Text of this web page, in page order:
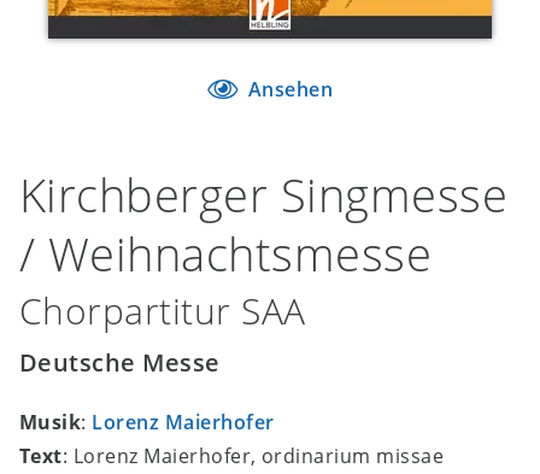
Ansehen
Kirchberger Singmesse
/ Weihnachtsmesse
Chorpartitur SAA
Deutsche Messe
Musik: Lorenz Maierhofer
Text: Lorenz Maierhofer, ordinarium missae